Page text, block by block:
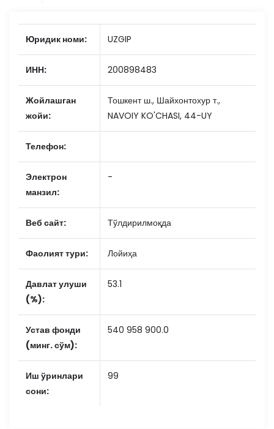
Юридик номи: UZGIP
ИНН: 200898483
Жойлашган
жойи:
Тошкент ш., Шайхонтохур т.,
NAVOIY KO'CHASI, 44-UY
Телефон:
Электрон
манзил:
-
Веб сайт: Тўлдирилмоқда
Фаолият тури: Лойиҳа
Давлат улуши
(%):
53.1
Устав фонди
(минг. сўм):
540 958 900.0
Иш ўринлари
сони:
99